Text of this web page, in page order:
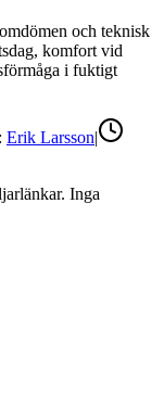
och teknisk
komfort vid
i fuktigt
Erik Larsson|
Inga